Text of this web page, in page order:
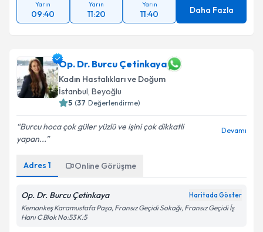
Yarın
09:40
Yarın
11:20
Yarın
11:40 Daha Fazla
Op. Dr. Burcu Çetinkaya
Kadın Hastalıkları ve Doğum
İstanbul, Beyoğlu
5 (37 Değerlendirme)
Burcu hoca çok güler yüzlü ve işini çok dikkatli
yapan...
Devamı
Adres 1 Online Görüşme
Op. Dr. Burcu Çetinkaya Haritada Göster
Kemankeş Karamustafa Paşa, Fransız Geçidi Sokağı, Fransız Geçidi İş
Hanı C Blok No:53 K:5